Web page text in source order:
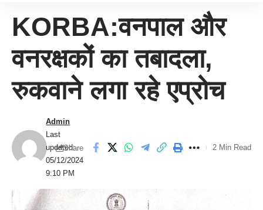
KORBA:वनपाल और
वनरक्षकों का तबादला,
रुकवाने लगा रहे एप्रोच
Last
updated:
05/12/2024
9:10 PM
Admin
Share 2 Min Read